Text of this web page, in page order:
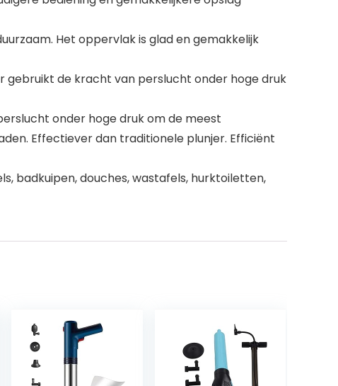
Het oppervlak is glad en gemakkelijk
gebruikt de kracht van perslucht onder hoge druk
onder hoge druk om de meest
Effectiever dan traditionele plunjer. Efficiënt
badkuipen, douches, wastafels, hurktoiletten,